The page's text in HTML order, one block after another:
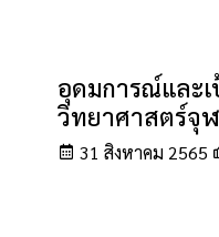
อุดมการณ์และเ
วิทยาศาสตร์จุ
31 สิงหาคม 2565